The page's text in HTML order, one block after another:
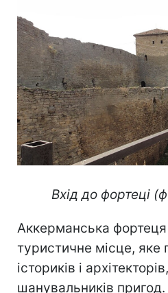
Вхід до фортеці
Аккерманська
туристичне місце,
істориків і
шанувальників пригод.